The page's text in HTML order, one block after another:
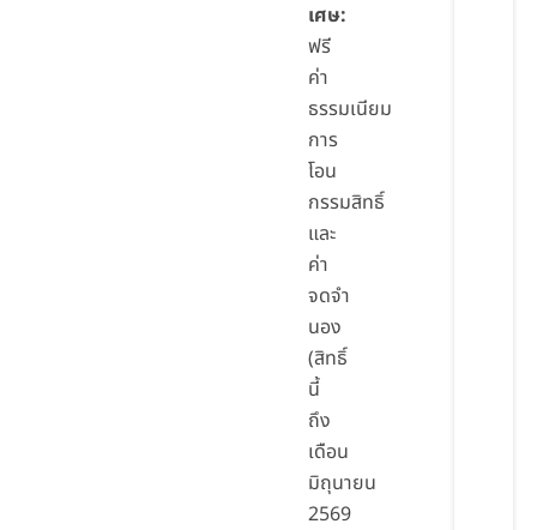
เศษ:
ฟรี
ค่า
ธรรมเนียม
การ
โอน
กรรมสิทธิ์
และ
ค่า
จดจำ
นอง
(สิทธิ์
นี้
ถึง
เดือน
มิถุนายน
2569